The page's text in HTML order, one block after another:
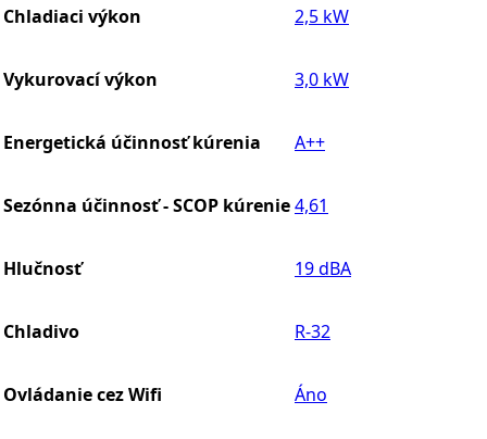
Chladiaci výkon 2,5 kW
Vykurovací výkon 3,0 kW
Energetická účinnosť kúrenia A++
Sezónna účinnosť - SCOP kúrenie4,61
Hlučnosť 19 dBA
Chladivo R-32
Ovládanie cez Wifi Áno